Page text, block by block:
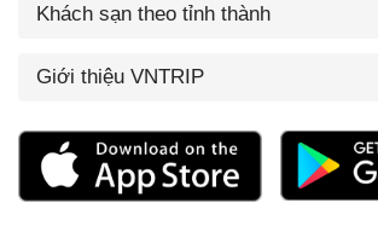
Khách sạn theo tỉnh thành
Giới thiệu VNTRIP